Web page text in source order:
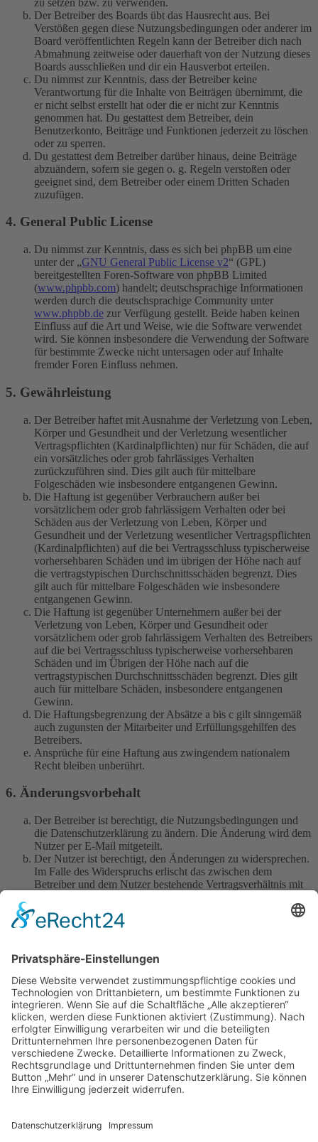
Der Betreiber des Boards übt das Hausrecht aus. Bei
Verstößen gegen diese Nutzungsbedingungen oder anderer im
Board veröffentlichten Regeln kann der Betreiber dich nach
Abmahnung zeitweise oder dauerhaft von der Nutzung dieses
Boards ausschließen und dir ein Hausverbot erteilen.
Du nimmst zur Kenntnis, dass der Betreiber keine
Verantwortung für die Inhalte von Beiträgen übernimmt, die
er nicht selbst erstellt hat oder die er nicht zur Kenntnis
genommen hat. Du gestattest dem Betreiber, dein
Benutzerkonto, Beiträge und Funktionen jederzeit zu löschen
oder zu sperren.
Du gestattest dem Betreiber darüber hinaus, deine Beiträge
abzuändern, sofern sie gegen o. g. Regeln verstoßen oder
geeignet sind, dem Betreiber oder einem Dritten Schaden
zuzufügen.
4. General Public License
Du nimmst zur Kenntnis, dass es sich bei phpBB um eine
unter der „GNU General Public License v2“ (GPL)
bereitgestellten Foren-Software von phpBB Limited
(www.phpbb.com) handelt; deutschsprachige Informationen
werden durch die deutschsprachige Community unter
www.phpbb.de zur Verfügung gestellt. Beide haben keinen
Einfluss auf die Art und Weise, wie die Software verwendet
wird. Sie können insbesondere die Verwendung der Software
für bestimmte Zwecke nicht untersagen oder auf Inhalte
fremder Foren Einfluss nehmen.
5. Gewährleistung
Der Betreiber haftet mit Ausnahme der Verletzung von Leben,
Körper und Gesundheit und der Verletzung wesentlicher
Vertragspflichten (Kardinalpflichten) nur für Schäden, die auf
ein vorsätzliches oder grob fahrlässiges Verhalten
zurückzuführen sind. Dies gilt auch für mittelbare
Folgeschäden wie insbesondere entgangenen Gewinn.
Die Haftung ist gegenüber Verbrauchern außer bei
vorsätzlichem oder grob fahrlässigem Verhalten oder bei
Schäden aus der Verletzung von Leben, Körper und
Gesundheit und der Verletzung wesentlicher Vertragspflichten
(Kardinalpflichten) auf die bei Vertragsschluss typischerweise
vorhersehbaren Schäden und im übrigen der Höhe nach auf
die vertragstypischen Durchschnittsschäden begrenzt. Dies
gilt auch für mittelbare Folgeschäden wie insbesondere
entgangenen Gewinn.
Die Haftung ist gegenüber Unternehmern außer bei der
Verletzung von Leben, Körper und Gesundheit oder
vorsätzlichem oder grob fahrlässigem Verhalten des Betreibers
auf die bei Vertragsschluss typischerweise vorhersehbaren
Schäden und im Übrigen der Höhe nach auf die
vertragstypischen Durchschnittsschäden begrenzt. Dies gilt
auch für mittelbare Schäden, insbesondere entgangenen
Gewinn.
Die Haftungsbegrenzung der Absätze a bis c gilt sinngemäß
auch zugunsten der Mitarbeiter und Erfüllungsgehilfen des
Betreibers.
Ansprüche für eine Haftung aus zwingendem nationalem
Recht bleiben unberührt.
6. Änderungsvorbehalt
Der Betreiber ist berechtigt, die Nutzungsbedingungen und
die Datenschutzerklärung zu ändern. Die Änderung wird dem
Nutzer per E-Mail mitgeteilt.
Der Nutzer ist berechtigt, den Änderungen zu widersprechen.
Im Falle des Widerspruchs erlischt das zwischen dem
Betreiber und dem Nutzer bestehende Vertragsverhältnis mit
Die Änderungen gelten als anerkannt und verbindlich, wenn
der Nutzer den Änderungen zugestimmt hat.
sind in der Datenschutzerklärung enthalten.
Foren-Übersicht
Alle Zeiten sindUTC+02:00
Alle Cookies löschen
Powered byphpBB® Forum Software © phpBB Limited